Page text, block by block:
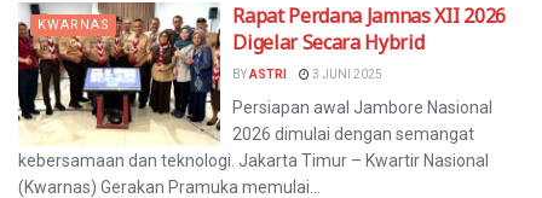
KWARNAS
Rapat Perdana Jamnas XII 2026
Digelar Secara Hybrid
BYASTRI 3 JUNI 2025
Persiapan awal Jambore Nasional
2026 dimulai dengan semangat
kebersamaan dan teknologi. Jakarta Timur – Kwartir Nasional
(Kwarnas) Gerakan Pramuka memulai...